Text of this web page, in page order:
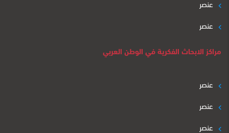
عنصر
عنصر
مراكز الابحاث الفكرية في الوطن العربي
عنصر
عنصر
عنصر